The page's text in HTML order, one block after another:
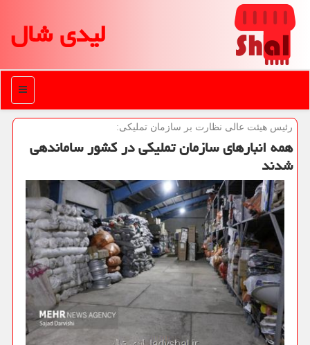
لیدی شال
منو
رئیس هیئت عالی نظارت بر سازمان تملیكی:
همه انبارهای سازمان تملیکی در کشور ساماندهی
شدند